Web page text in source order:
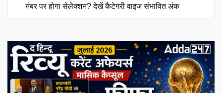
नंबर पर होगा सेलेक्शन? देखें कैटेगरी वाइज संभावित अंक